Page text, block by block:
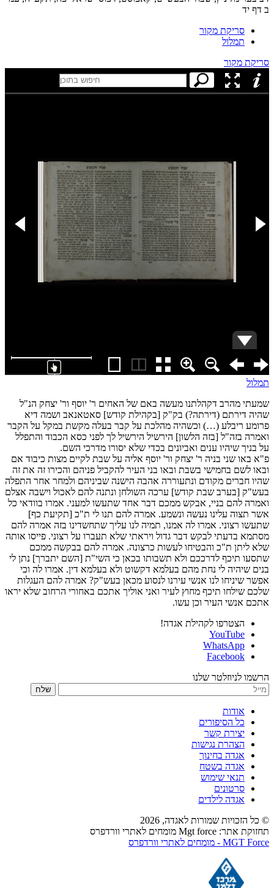
ב דף יד
סריקת מקור
תמלול
סריקת מקור
תמלול
שמעתי מהרב דקהלתנו מעשה באם של האחים ר' יוסף ור' יצחק הנ"ל
שהיה דירתם (דירתה?) בק"ק [בקהילת קודש] סאטאנאב ושמה דיא
פרומע ריבלע (…) וכשהיה מהלכת על קבר בעלה מקשת במקל על הקבר
ואמרה בזה"ל [בזה הלשון] הירשיל הירשיל לך לפני כסא הכבוד והתפלל
על בניך שיהיו ענים ואביונים בכדי שלא יסורו מדרכי השם.
פ"א באו שני בניה ר' יצחק ור' יוסף אליה על שבת לקיים מצות כיבוד אם
ובאו לשם בחמישי בשבת ובאו בני העיר להקביל פניהם והכירו זה את זה
שהיו חברים מקודם ונתעוררה אהבה הישנה שביניהם ולמחר אחר התפלה
בעש"ק [בערב שבת קודש] ערכה השולחן ונתנה להם לאכול וישבה אצלם
ואמרה להם בניי, אבקש ממכם דבר אחד שתעשו למעני. אמרו בוודאי כל
אשר תצוה עלינו נעשה ונשמע. אמרה להם תנו לי ת"כ [תקיעת כף]
שתעשו רצוני. אמרו לה אמנו, תמיה לנו עליך שתחשדינו בזה אמרה להם
מסתמא בדעתי לבקש דבר גדול ויראתי שלא תעברו על רצוני. פייסו אותה
שלא ליתן ת"כ והבטיחו לעשות כרצונה. אמרה להם בבקשה ממכם
שתסעו תיכף לדרככם ולא תשבותו בכאן כי השי"ת [השם יתברך] נתן לי
בנים שיהיה לי נחת מהם בעלמא דקשוט ולא בעלמא דין. אמרו לה וכי
אפשר שיניחו לנו אנשי עירנו לנסוע מכאן בעש"ק? אמרה להם העגלות
שלכם שילחו תיכף מחוץ לעיר ואני אוליך אתכם באחורי הרחוב שלא יראו
אתכם אנשי העיר וכן עשו.
הצטרפו לקהילת אגדה!
YouTube
WhatsApp
Facebook
הרשמו לניוזלטר שלנו
שלח
אודות
כל הסיפורים
יצירת קשר
הצהרת נגישות
אגדה בחינוך
אגדה בשטח
תנאי שימוש
סרטונים
אגדה לילדים
© כל הזכויות שמורות לאגדה, 2026
תחזוקת אתר: Mgt force מומחים לאתרי וורדפרס
MGT Force - מומחים לאתרי וורדפרס